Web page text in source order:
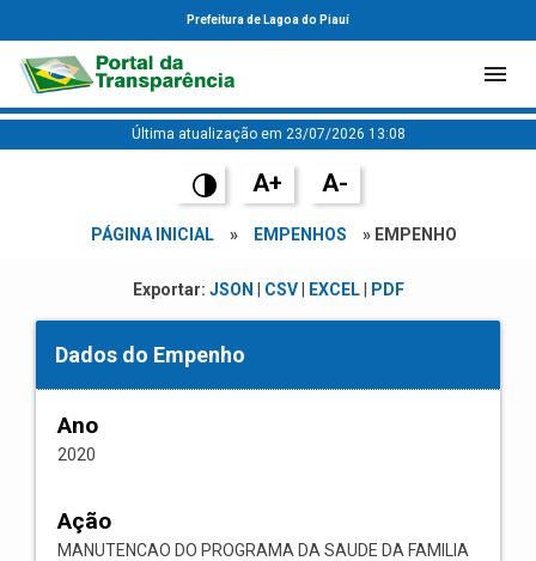
Prefeitura de Lagoa do Piauí
Última atualização em 23/07/2026 13:08
A+ A-
PÁGINA INICIAL » EMPENHOS » EMPENHO
Exportar: JSON CSV| EXCEL| PDF
Dados do Empenho
Ano
2020
Ação
MANUTENCAO DO PROGRAMA DA SAUDE DA FAMILIA